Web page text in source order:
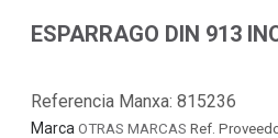
ESPARRAGO DIN 913
Referencia Manxa: 815236
Marca OTRAS MARCAS Ref.